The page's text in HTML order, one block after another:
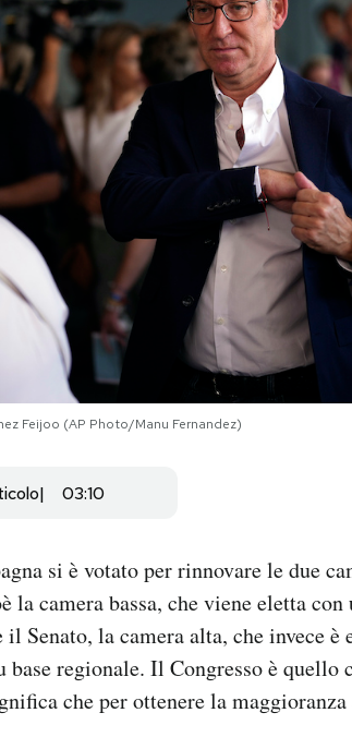
Feijoo (AP Photo/Manu Fernandez)
03:10
si è votato per rinnovare le due
la camera bassa, che viene eletta
Senato, la camera alta, che invece è
regionale. Il Congresso è quello
che per ottenere la